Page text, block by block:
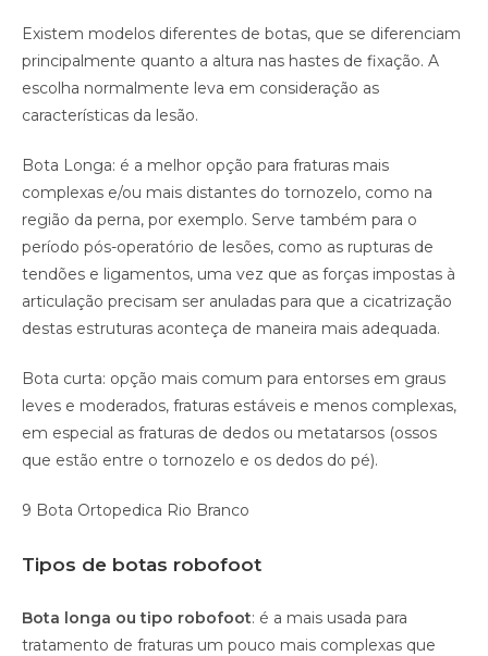
Existem modelos diferentes de botas, que se diferenciam
principalmente quanto a altura nas hastes de fixação. A
escolha normalmente leva em consideração as
características da lesão.
Bota Longa: é a melhor opção para fraturas mais
complexas e/ou mais distantes do tornozelo, como na
região da perna, por exemplo. Serve também para o
período pós-operatório de lesões, como as rupturas de
tendões e ligamentos, uma vez que as forças impostas à
articulação precisam ser anuladas para que a cicatrização
destas estruturas aconteça de maneira mais adequada.
Bota curta: opção mais comum para entorses em graus
leves e moderados, fraturas estáveis e menos complexas,
em especial as fraturas de dedos ou metatarsos (ossos
que estão entre o tornozelo e os dedos do pé).
9 Bota Ortopedica Rio Branco
Tipos de botas robofoot
Bota longa ou tipo robofoot: é a mais usada para
tratamento de fraturas um pouco mais complexas que